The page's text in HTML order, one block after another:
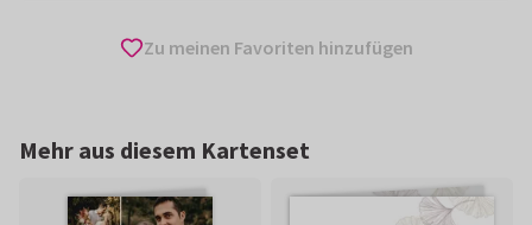
Zu meinen Favoriten hinzufügen
Mehr aus diesem Kartenset